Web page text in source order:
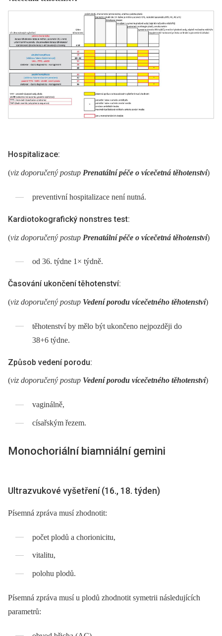
Hospitalizace:
(viz doporučený postup Prenatální péče o vícečetná těhotenství)
preventivní hospitalizace není nutná.
Kardiotokografický nonstres test:
(viz doporučený postup Prenatální péče o vícečetná těhotenství)
od 36. týdne 1× týdně.
Časování ukončení těhotenství:
(viz doporučený postup Vedení porodu vícečetného těhotenství)
těhotenství by mělo být ukončeno nejpozději do
38+6 týdne.
Způsob vedení porodu:
(viz doporučený postup Vedení porodu vícečetného těhotenství)
vaginálně,
císařským řezem.
Monochoriální biamniální gemini
Ultrazvukové vyšetření (16., 18. týden)
Písemná zpráva musí zhodnotit:
počet plodů a chorionicitu,
vitalitu,
polohu plodů.
Písemná zpráva musí u plodů zhodnotit symetrii následujících
parametrů: